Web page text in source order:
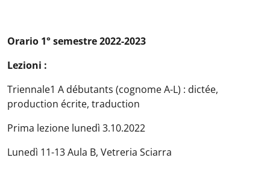
Orario 1° semestre 2022-2023
Lezioni :
Triennale1 A débutants (cognome A-L) : dictée,
production écrite, traduction
Prima lezione lunedì 3.10.2022
Lunedì 11-13 Aula B, Vetreria Sciarra